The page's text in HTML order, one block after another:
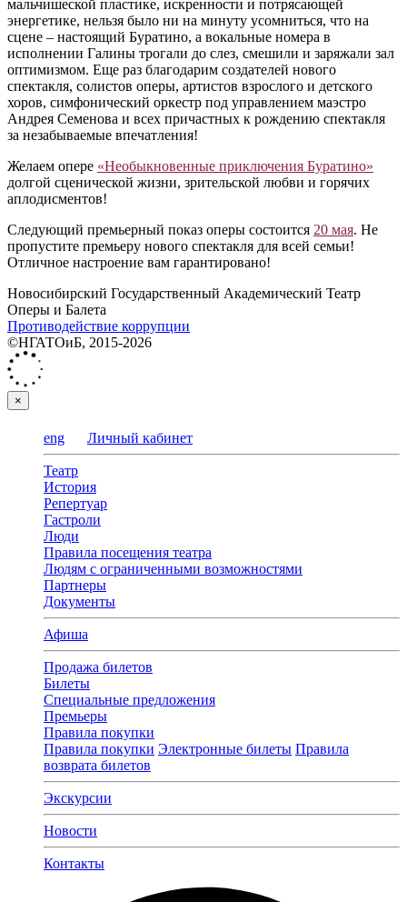
мальчишеской пластике, искренности и потрясающей
энергетике, нельзя было ни на минуту усомниться, что на
сцене – настоящий Буратино, а вокальные номера в
исполнении Галины трогали до слез, смешили и заряжали зал
оптимизмом. Еще раз благодарим создателей нового
спектакля, солистов оперы, артистов взрослого и детского
хоров, симфонический оркестр под управлением маэстро
Андрея Семенова и всех причастных к рождению спектакля
за незабываемые впечатления!
Желаем опере «Необыкновенные приключения Буратино»
долгой сценической жизни, зрительской любви и горячих
аплодисментов!
Следующий премьерный показ оперы состоится 20 мая. Не
пропустите премьеру нового спектакля для всей семьи!
Отличное настроение вам гарантировано!
Новосибирский Государственный Академический Театр
Оперы и Балета
Противодействие коррупции
©НГАТОиБ, 2015-2026
×
eng Личный кабинет
Театр
История
Репертуар
Гастроли
Люди
Правила посещения театра
Людям с ограниченными возможностями
Партнеры
Документы
Афиша
Продажа билетов
Билеты
Специальные предложения
Премьеры
Правила покупки
Правила покупки Электронные билеты Правила
возврата билетов
Экскурсии
Новости
Контакты